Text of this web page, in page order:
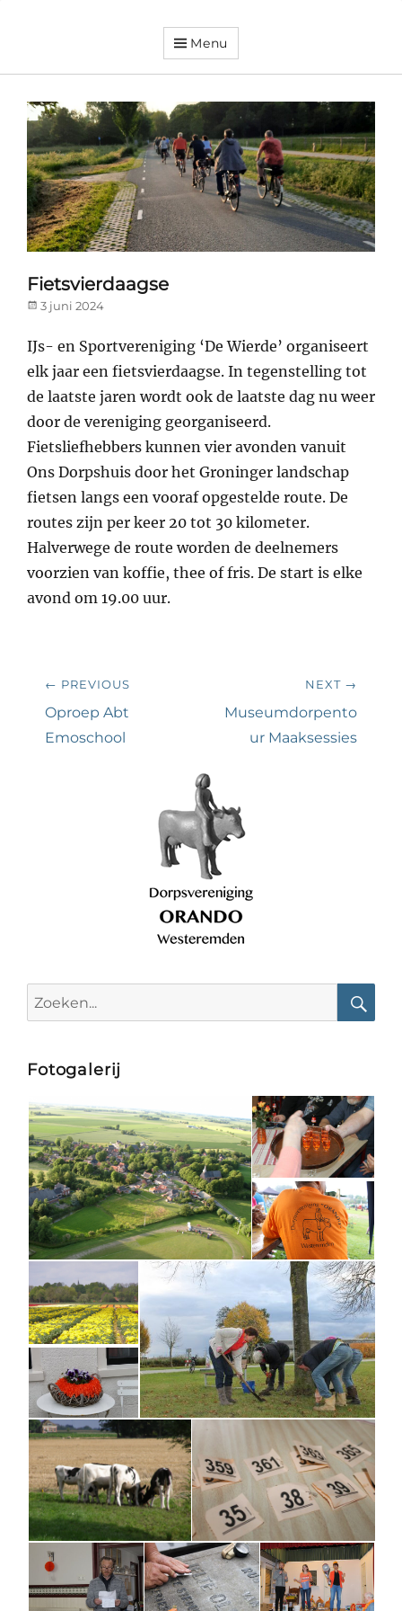
DorpsverenigingMenu
Fietsvierdaagse
Posted
3 juni 2024
IJs- en Sportvereniging ‘De Wierde’ organiseert
elk jaar een fietsvierdaagse. In tegenstelling tot
de laatste jaren wordt ook de laatste dag nu weer
door de vereniging georganiseerd.
Fietsliefhebbers kunnen vier avonden vanuit
Ons Dorpshuis door het Groninger landschap
fietsen langs een vooraf opgestelde route. De
routes zijn per keer 20 tot 30 kilometer.
Halverwege de route worden de deelnemers
voorzien van koffie, thee of fris. De start is elke
avond om 19.00 uur.
Bericht
navigatie
← PREVIOUS
Previous
post:
Oproep Abt
Emoschool
NEXT →
Next
post:
Museumdorpento
ur Maaksessies
for:
Fotogalerij